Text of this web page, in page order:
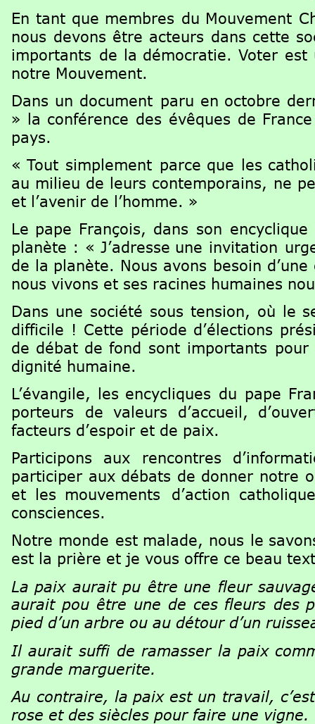
En tant que membres du Mouvement
nous devons être acteurs dans cette
importants de la démocratie. Voter est
notre Mouvement.
Dans un document paru en octobre
» la conférence des évêques de France
pays.
« Tout simplement parce que les
au milieu de leurs contemporains, ne
et l’avenir de l’homme. »
Le pape François, dans son encyclique
planète : « J’adresse une invitation
de la planète. Nous avons besoin d’une
nous vivons et ses racines humaines
Dans une société sous tension, où le
difficile ! Cette période d’élections
de débat de fond sont importants pour
dignité humaine.
L’évangile, les encycliques du pape
porteurs
de valeurs d’accueil,
facteurs d’espoir et de paix.
Participons
aux rencontres
participer aux débats de donner notre
et les mouvements d’action
consciences.
Notre monde est malade, nous le
est la prière et je vous offre ce beau
La paix aurait pu être une fleur
aurait pou être une de ces fleurs des
pied d’un arbre ou au détour d’un
Il aurait suffi de ramasser la paix
grande marguerite.
Au contraire, la paix est un travail, c’est
rose et des siècles pour faire une vigne.